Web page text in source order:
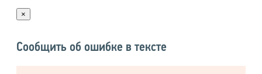
×
Сообщить об ошибке в тексте